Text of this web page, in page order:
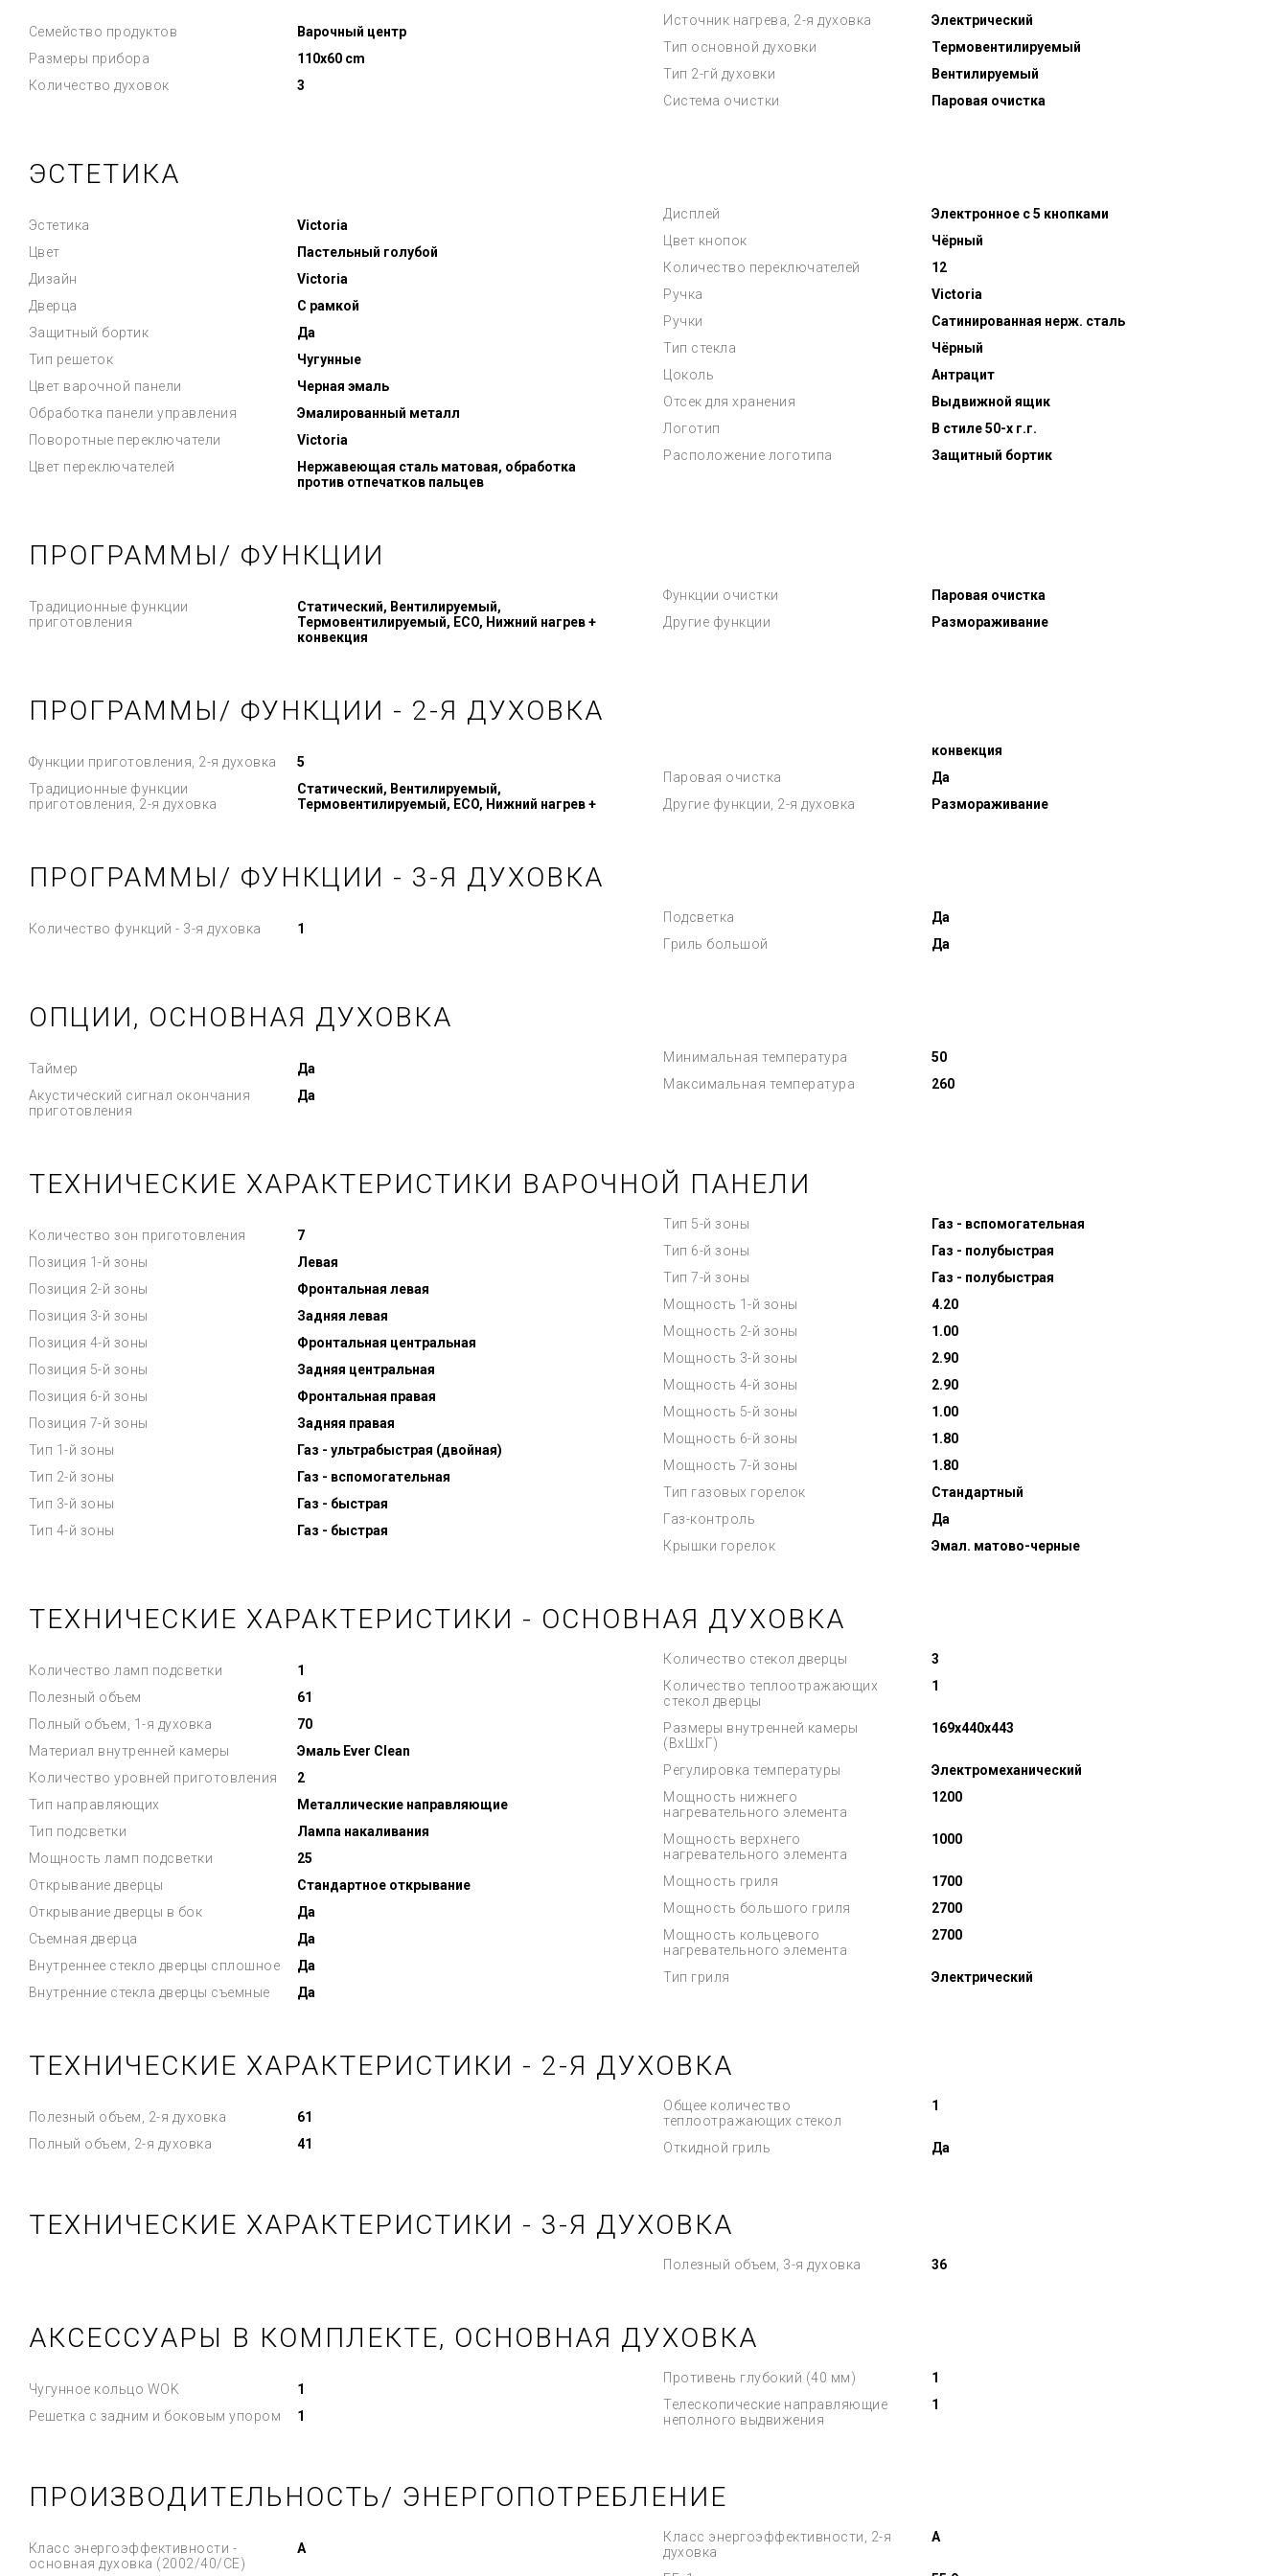
Семейство продуктов
Варочный центр
Размеры прибора
110x60 cm
Количество духовок
3
Источник нагрева, 2-я духовка
Электрический
Тип основной духовки
Термовентилируемый
Тип 2-гй духовки
Вентилируемый
Система очистки
Паровая очистка
ЭСТЕТИКА
Эстетика
Victoria
Цвет
Пастельный голубой
Дизайн
Victoria
Дверца
С рамкой
Защитный бортик
Да
Тип решеток
Чугунные
Цвет варочной панели
Черная эмаль
Обработка панели управления
Эмалированный металл
Поворотные переключатели
Victoria
Цвет переключателей
Нержавеющая сталь матовая, обработка
против отпечатков пальцев
Дисплей
Электронное с 5 кнопками
Цвет кнопок
Чёрный
Количество переключателей
12
Ручка
Victoria
Ручки
Сатинированная нерж. сталь
Тип стекла
Чёрный
Цоколь
Антрацит
Отсек для хранения
Выдвижной ящик
Логотип
В стиле 50-х г.г.
Расположение логотипа
Защитный бортик
ПРОГРАММЫ/ ФУНКЦИИ
Традиционные функции
приготовления
Статический, Вентилируемый,
Термовентилируемый, ECO, Нижний нагрев +
конвекция
Функции очистки
Паровая очистка
Другие функции
Размораживание
ПРОГРАММЫ/ ФУНКЦИИ - 2-Я ДУХОВКА
Функции приготовления, 2-я духовка
5
Традиционные функции
приготовления, 2-я духовка
Статический, Вентилируемый,
Термовентилируемый, ECO, Нижний нагрев +
конвекция
Паровая очистка
Да
Другие функции, 2-я духовка
Размораживание
ПРОГРАММЫ/ ФУНКЦИИ - 3-Я ДУХОВКА
Количество функций - 3-я духовка 1
Подсветка
Да
Гриль большой
Да
ОПЦИИ, ОСНОВНАЯ ДУХОВКА
Таймер
Да
Акустический сигнал окончания
приготовления
Да
Минимальная температура
50
Максимальная температура
260
ТЕХНИЧЕСКИЕ ХАРАКТЕРИСТИКИ ВАРОЧНОЙ ПАНЕЛИ
Количество зон приготовления
7
Позиция 1-й зоны
Левая
Позиция 2-й зоны
Фронтальная левая
Позиция 3-й зоны
Задняя левая
Позиция 4-й зоны
Фронтальная центральная
Позиция 5-й зоны
Задняя центральная
Позиция 6-й зоны
Фронтальная правая
Позиция 7-й зоны
Задняя правая
Тип 1-й зоны
Газ - ультрабыстрая (двойная)
Тип 2-й зоны
Газ - вспомогательная
Тип 3-й зоны
Газ - быстрая
Тип 4-й зоны
Газ - быстрая
Тип 5-й зоны
Газ - вспомогательная
Тип 6-й зоны
Газ - полубыстрая
Тип 7-й зоны
Газ - полубыстрая
Мощность 1-й зоны
4.20
Мощность 2-й зоны
1.00
Мощность 3-й зоны
2.90
Мощность 4-й зоны
2.90
Мощность 5-й зоны
1.00
Мощность 6-й зоны
1.80
Мощность 7-й зоны
1.80
Тип газовых горелок
Стандартный
Газ-контроль
Да
Крышки горелок
Эмал. матово-черные
ТЕХНИЧЕСКИЕ ХАРАКТЕРИСТИКИ - ОСНОВНАЯ ДУХОВКА
Количество ламп подсветки
1
Полезный объем
61
Полный объем, 1-я духовка
70
Материал внутренней камеры
Эмаль Ever Clean
Количество уровней приготовления
2
Тип направляющих
Металлические направляющие
Тип подсветки
Лампа накаливания
Мощность ламп подсветки
25
Открывание дверцы
Стандартное открывание
Открывание дверцы в бок
Да
Съемная дверца
Да
Внутреннее стекло дверцы сплошное
Да
Внутренние стекла дверцы съемные
Да
Количество стекол дверцы
3
Количество теплоотражающих
стекол дверцы
1
Размеры внутренней камеры
(ВхШхГ)
169x440x443
Регулировка температуры
Электромеханический
Мощность нижнего
нагревательного элемента
1200
Мощность верхнего
нагревательного элемента
1000
Мощность гриля
1700
Мощность большого гриля
2700
Мощность кольцевого
нагревательного элемента
2700
Тип гриля Электрический
ТЕХНИЧЕСКИЕ ХАРАКТЕРИСТИКИ - 2-Я ДУХОВКА
Полезный объем, 2-я духовка
61
Полный объем, 2-я духовка
41
Общее количество
теплоотражающих стекол
1
Откидной гриль Да
ТЕХНИЧЕСКИЕ ХАРАКТЕРИСТИКИ - 3-Я ДУХОВКА
Полезный объем, 3-я духовка 36
АКСЕССУАРЫ В КОМПЛЕКТЕ, ОСНОВНАЯ ДУХОВКА
Чугунное кольцо WOK
1
Решетка с задним и боковым упором
1
Противень глубокий (40 мм)
1
Телескопические направляющие
неполного выдвижения
1
ПРОИЗВОДИТЕЛЬНОСТЬ/ ЭНЕРГОПОТРЕБЛЕНИЕ
Класс энергоэффективности -
основная духовка (2002/40/CE)
A
Класс энергоэффективности, 2-я
духовка
A